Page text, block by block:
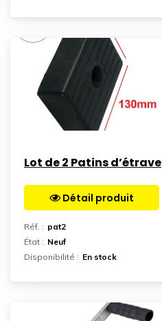
Lot de 2 Patins d’étrave
Détail produit
Réf. : pat2
État : Neuf
Disponibilité : En stock